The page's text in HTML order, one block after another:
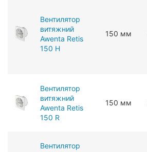
Вентилятор
витяжний
Awenta Retis
150 H
150 мм
Вентилятор
витяжний
Awenta Retis
150 R
150 мм
Вентилятор